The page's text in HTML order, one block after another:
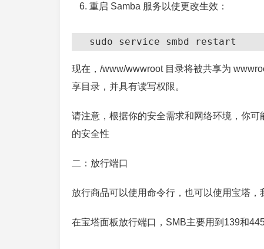
重启 Samba 服务以使更改生效：
   sudo service smbd restart
现在，/www/wwwroot 目录将被共享为
享目录，并具有读写权限。
请注意，根据你的安全需求和网络环境，你
的安全性
二：放行端口
放行商品可以使用命令行，也可以使用宝塔，
在宝塔面板放行端口，SMB主要用到139和